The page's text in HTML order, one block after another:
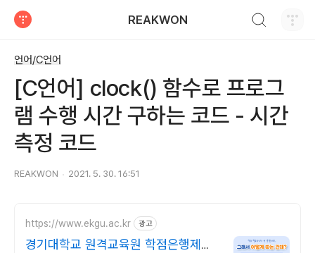
REAKWON
언어/C언어
[C언어] clock() 함수로 프로그
램 수행 시간 구하는 코드 - 시간
측정 코드
REAKWON 2021. 5. 30. 16:51
https://www.ekgu.ac.kr 광고
경기대학교 원격교육원 학점은행제